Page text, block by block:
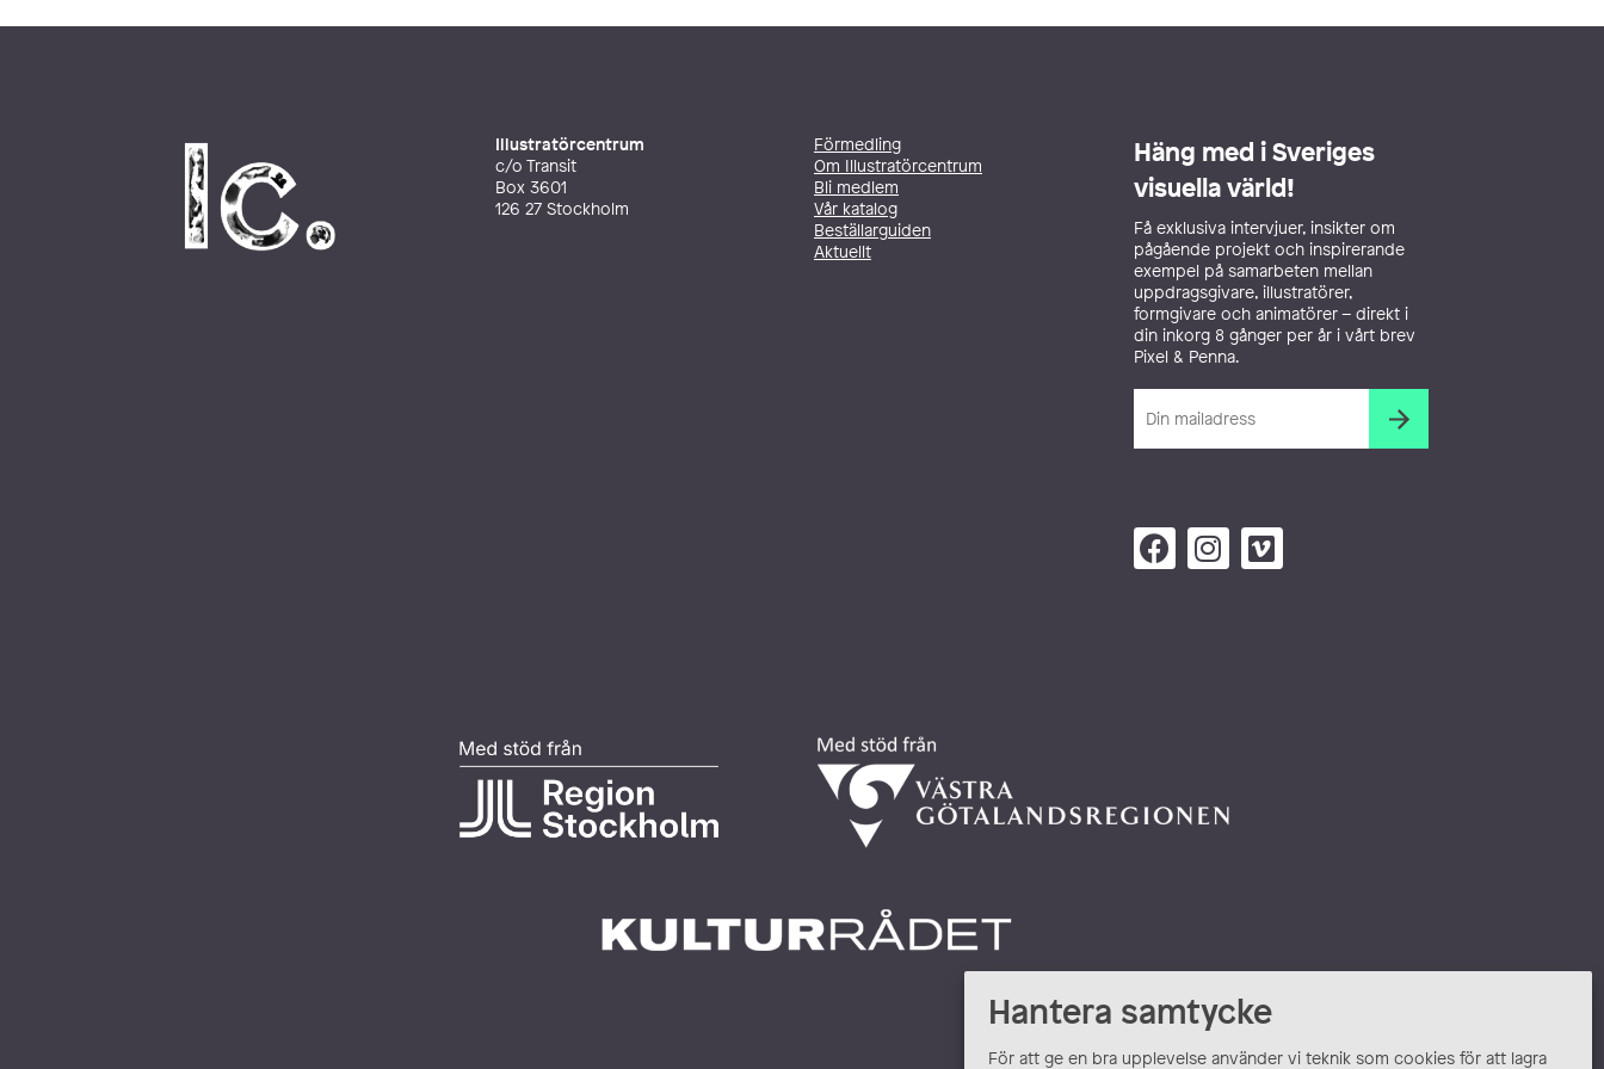
Hantera samtycke
För att ge en bra upplevelse använder vi teknik som cookies för att lagra
Illustratörcentrum
c/o Transit
Box 3601
126 27 Stockholm
Förmedling
Om Illustratörcentrum
Bli medlem
Vår katalog
Beställarguiden
Aktuellt
Häng med i Sveriges
visuella värld!
Få exklusiva intervjuer, insikter om
pågående projekt och inspirerande
exempel på samarbeten mellan
uppdragsgivare, illustratörer,
formgivare och animatörer – direkt i
din inkorg 8 gånger per år i vårt brev
Pixel & Penna.